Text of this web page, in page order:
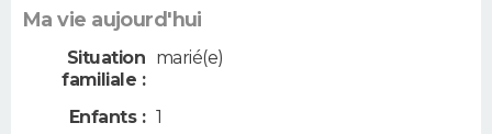
Ma vie aujourd'hui
Situation
familiale :
marié(e)
Enfants : 1